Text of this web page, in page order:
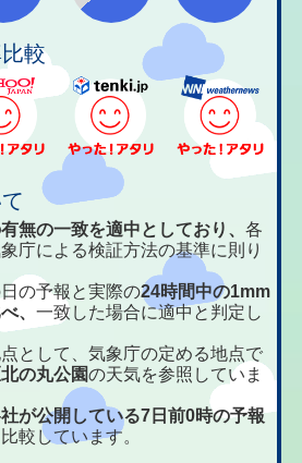
較
無の一致を適中としており、各
庁による検証方法の基準に則り
の予報と実際の24時間中の1mm
、一致した場合に適中と判定し
として、気象庁の定める地点で
の丸公園の天気を参照していま
が公開している7日前0時の予報
較しています。